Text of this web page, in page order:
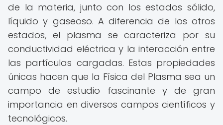
de la materia, junto con los estados sólido,
líquido y gaseoso. A diferencia de los otros
estados, el plasma se caracteriza por su
conductividad eléctrica y la interacción entre
las partículas cargadas. Estas propiedades
únicas hacen que la Física del Plasma sea un
campo de estudio fascinante y de gran
importancia en diversos campos científicos y
tecnológicos.